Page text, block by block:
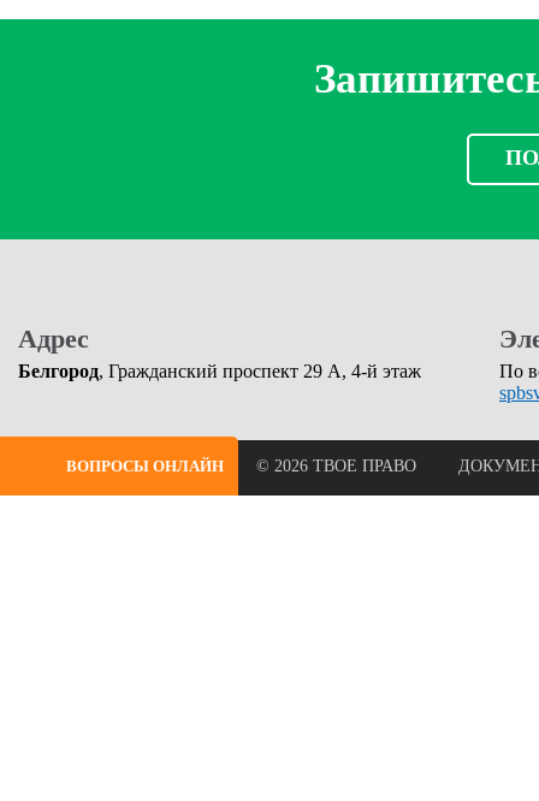
Адрес
Белгород, Гражданский проспект 29 А, 4-й этаж
По
ВОПРОСЫ ОНЛАЙН © 2026 ТВОЕ ПРАВО